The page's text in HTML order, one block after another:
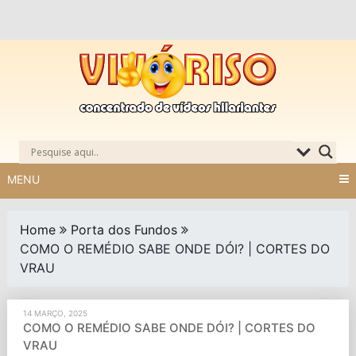
MENU
Home
Porta dos Fundos
COMO O REMÉDIO SABE ONDE DÓI? | CORTES DO
VRAU
14 MARÇO, 2025
COMO O REMÉDIO SABE ONDE DÓI? | CORTES DO
VRAU